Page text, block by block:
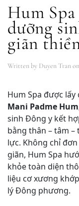
Hum
dưỡng
giãn
Written by Duyen Tranon
Hum Spa được
Mani Padme Hum
sinh Đông y kết
bằng thân – tâm
lực. Không chỉ
giãn, Hum Spa
khỏe toàn diện
liệu cơ xương
lý Đông phương.